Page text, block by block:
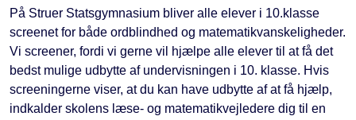
På Struer Statsgymnasium bliver alle elever i 10.klasse
screenet for både ordblindhed og matematikvanskeligheder.
Vi screener, fordi vi gerne vil hjælpe alle elever til at få det
bedst mulige udbytte af undervisningen i 10. klasse. Hvis
screeningerne viser, at du kan have udbytte af at få hjælp,
indkalder skolens læse- og matematikvejledere dig til en